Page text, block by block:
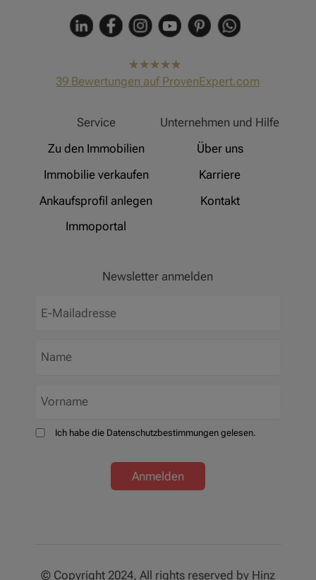
hat4,91
von5
39 Bewertungen auf ProvenExpert.com
Service
Zu den Immobilien
Immobilie verkaufen
Ankaufsprofil anlegen
Immoportal
Unternehmen und Hilfe
Über uns
Karriere
Kontakt
Newsletter anmelden
Ich habe die Datenschutzbestimmungen gelesen.
Anmelden
© Copyright 2024, All rights reserved by Hinz